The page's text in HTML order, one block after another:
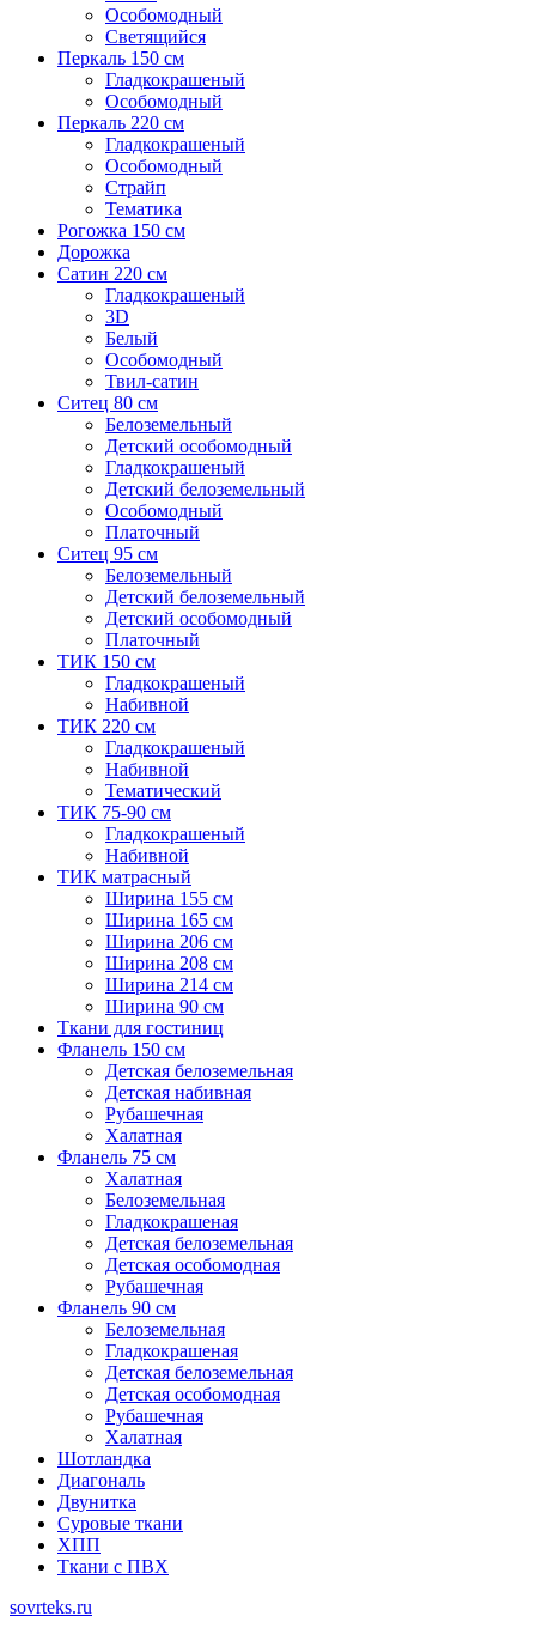
Особомодный
Светящийся
Перкаль 150 см
Гладкокрашеный
Особомодный
Перкаль 220 см
Гладкокрашеный
Особомодный
Страйп
Тематика
Рогожка 150 см
Дорожка
Сатин 220 см
Гладкокрашеный
3D
Белый
Особомодный
Твил-сатин
Ситец 80 см
Белоземельный
Детский особомодный
Гладкокрашеный
Детский белоземельный
Особомодный
Платочный
Ситец 95 см
Белоземельный
Детский белоземельный
Детский особомодный
Платочный
ТИК 150 см
Гладкокрашеный
Набивной
ТИК 220 см
Гладкокрашеный
Набивной
Тематический
ТИК 75-90 см
Гладкокрашеный
Набивной
ТИК матрасный
Ширина 155 см
Ширина 165 см
Ширина 206 см
Ширина 208 см
Ширина 214 см
Ширина 90 см
Ткани для гостиниц
Фланель 150 см
Детская белоземельная
Детская набивная
Рубашечная
Халатная
Фланель 75 см
Халатная
Белоземельная
Гладкокрашеная
Детская белоземельная
Детская особомодная
Рубашечная
Фланель 90 см
Белоземельная
Гладкокрашеная
Детская белоземельная
Детская особомодная
Рубашечная
Халатная
Шотландка
Диагональ
Двунитка
Суровые ткани
ХПП
Ткани с ПВХ
sovrteks.ru